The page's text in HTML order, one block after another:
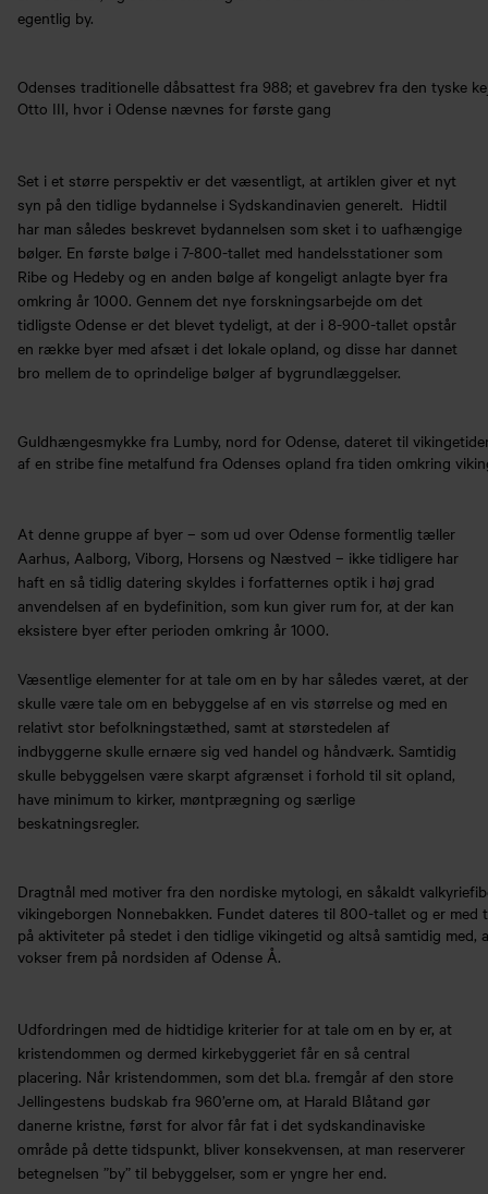
egentlig by.
Odenses traditionelle dåbsattest fra 988; et gavebrev fra den tyske
Otto III, hvor i Odense nævnes for første gang
Set i et større perspektiv er det væsentligt, at artiklen giver et nyt
syn på den tidlige bydannelse i Sydskandinavien generelt. Hidtil
har man således beskrevet bydannelsen som sket i to uafhængige
bølger. En første bølge i 7-800-tallet med handelsstationer som
Ribe og Hedeby og en anden bølge af kongeligt anlagte byer fra
omkring år 1000. Gennem det nye forskningsarbejde om det
tidligste Odense er det blevet tydeligt, at der i 8-900-tallet opstår
en række byer med afsæt i det lokale opland, og disse har dannet
bro mellem de to oprindelige bølger af bygrundlæggelser.
Guldhængesmykke fra Lumby, nord for Odense, dateret til
af en stribe fine metalfund fra Odenses opland fra tiden omkring
At denne gruppe af byer – som ud over Odense formentlig tæller
Aarhus, Aalborg, Viborg, Horsens og Næstved – ikke tidligere har
haft en så tidlig datering skyldes i forfatternes optik i høj grad
anvendelsen af en bydefinition, som kun giver rum for, at der kan
eksistere byer efter perioden omkring år 1000.
Væsentlige elementer for at tale om en by har således været, at der
skulle være tale om en bebyggelse af en vis størrelse og med en
relativt stor befolkningstæthed, samt at størstedelen af
indbyggerne skulle ernære sig ved handel og håndværk. Samtidig
skulle bebyggelsen være skarpt afgrænset i forhold til sit opland,
have minimum to kirker, møntprægning og særlige
beskatningsregler.
Dragtnål med motiver fra den nordiske mytologi, en såkaldt
vikingeborgen Nonnebakken. Fundet dateres til 800-tallet og er med
på aktiviteter på stedet i den tidlige vikingetid og altså samtidig med,
vokser frem på nordsiden af Odense Å.
Udfordringen med de hidtidige kriterier for at tale om en by er, at
kristendommen og dermed kirkebyggeriet får en så central
placering. Når kristendommen, som det bl.a. fremgår af den store
Jellingestens budskab fra 960’erne om, at Harald Blåtand gør
danerne kristne, først for alvor får fat i det sydskandinaviske
område på dette tidspunkt, bliver konsekvensen, at man reserverer
betegnelsen ”by” til bebyggelser, som er yngre her end.